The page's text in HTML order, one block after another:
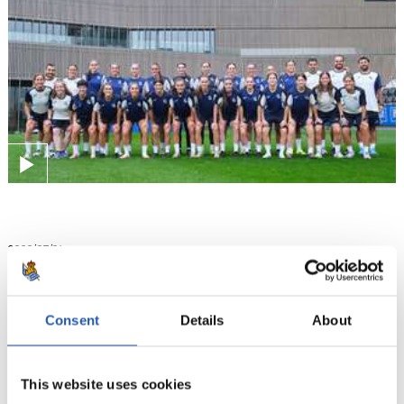
Consent Details About
This website uses cookies
2026/07/24
KRONIKA